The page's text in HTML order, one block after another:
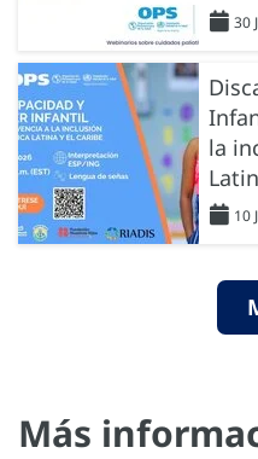
30
la
10
Más